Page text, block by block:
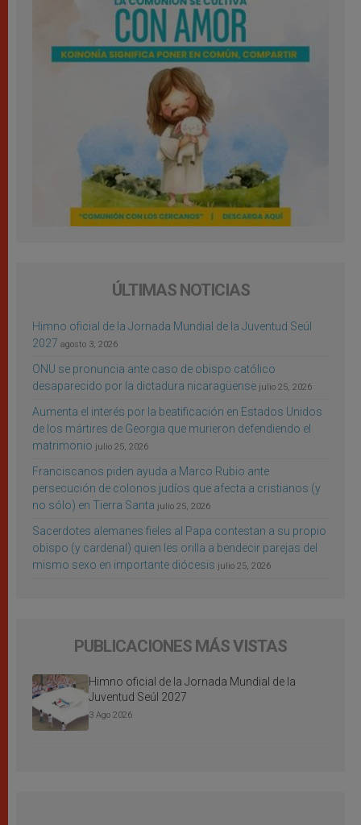
ÚLTIMAS NOTICIAS
Himno oficial de la Jornada Mundial de la Juventud Seúl
2027 agosto 3, 2026
ONU se pronuncia ante caso de obispo católico
desaparecido por la dictadura nicaragüense julio 25, 2026
Aumenta el interés por la beatificación en Estados Unidos
de los mártires de Georgia que murieron defendiendo el
matrimonio julio 25, 2026
Franciscanos piden ayuda a Marco Rubio ante
persecución de colonos judíos que afecta a cristianos (y
no sólo) en Tierra Santa julio 25, 2026
Sacerdotes alemanes fieles al Papa contestan a su propio
obispo (y cardenal) quien les orilla a bendecir parejas del
mismo sexo en importante diócesis julio 25, 2026
PUBLICACIONES MÁS VISTAS
Himno oficial de la Jornada Mundial de la
Juventud Seúl 2027
3 Ago 2026